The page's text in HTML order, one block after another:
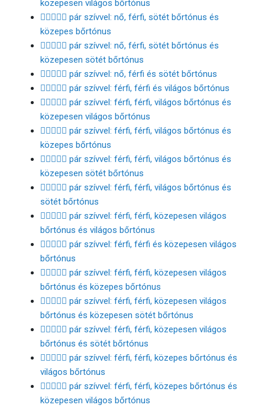
közepesen világos bőrtónus
👩🏿‍❤️‍👨🏽 pár szívvel: nő, férfi, sötét bőrtónus és
közepes bőrtónus
👩🏿‍❤️‍👨🏾 pár szívvel: nő, férfi, sötét bőrtónus és
közepesen sötét bőrtónus
👩🏿‍❤️‍👨🏿 pár szívvel: nő, férfi és sötét bőrtónus
👨🏻‍❤️‍👨🏻 pár szívvel: férfi, férfi és világos bőrtónus
👨🏻‍❤️‍👨🏼 pár szívvel: férfi, férfi, világos bőrtónus és
közepesen világos bőrtónus
👨🏻‍❤️‍👨🏽 pár szívvel: férfi, férfi, világos bőrtónus és
közepes bőrtónus
👨🏻‍❤️‍👨🏾 pár szívvel: férfi, férfi, világos bőrtónus és
közepesen sötét bőrtónus
👨🏻‍❤️‍👨🏿 pár szívvel: férfi, férfi, világos bőrtónus és
sötét bőrtónus
👨🏼‍❤️‍👨🏻 pár szívvel: férfi, férfi, közepesen világos
bőrtónus és világos bőrtónus
👨🏼‍❤️‍👨🏼 pár szívvel: férfi, férfi és közepesen világos
bőrtónus
👨🏼‍❤️‍👨🏽 pár szívvel: férfi, férfi, közepesen világos
bőrtónus és közepes bőrtónus
👨🏼‍❤️‍👨🏾 pár szívvel: férfi, férfi, közepesen világos
bőrtónus és közepesen sötét bőrtónus
👨🏼‍❤️‍👨🏿 pár szívvel: férfi, férfi, közepesen világos
bőrtónus és sötét bőrtónus
👨🏽‍❤️‍👨🏻 pár szívvel: férfi, férfi, közepes bőrtónus és
világos bőrtónus
👨🏽‍❤️‍👨🏼 pár szívvel: férfi, férfi, közepes bőrtónus és
közepesen világos bőrtónus